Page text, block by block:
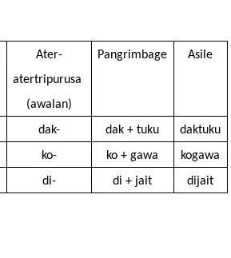
Ater-
atertripurusa
(awalan)
Pangrimbage Asile
dak- dak + tuku
daktuku
ko- ko + gawa
kogawa
di- di + jait dijait